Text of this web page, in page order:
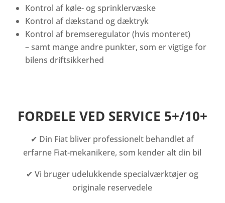
Kontrol af køle- og sprinklervæske
Kontrol af dækstand og dæktryk
Kontrol af bremseregulator (hvis monteret)
– samt mange andre punkter, som er vigtige for
bilens driftsikkerhed
FORDELE VED SERVICE 5+/10+
✔ Din Fiat bliver professionelt behandlet af
erfarne Fiat-mekanikere, som kender alt din bil
✔ Vi bruger udelukkende specialværktøjer og
originale reservedele